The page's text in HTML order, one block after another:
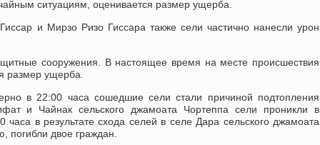
ситуациям, оценивается размер ущерба.
и Мирзо Ризо Гиссара также сели частично нанесли урон
сооружения. В настоящее время на месте происшествия
размер ущерба.
в 22:00 часа сошедшие сели стали причиной подтопления
и Чайнак сельского джамоата Чортеппа сели проникли в
в результате схода селей в селе Дара сельского джамоата
погибли двое граждан.